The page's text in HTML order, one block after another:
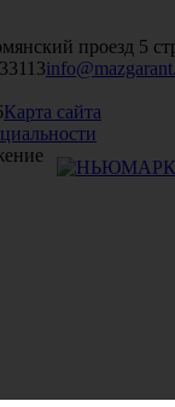
проезд 5
Карта сайта